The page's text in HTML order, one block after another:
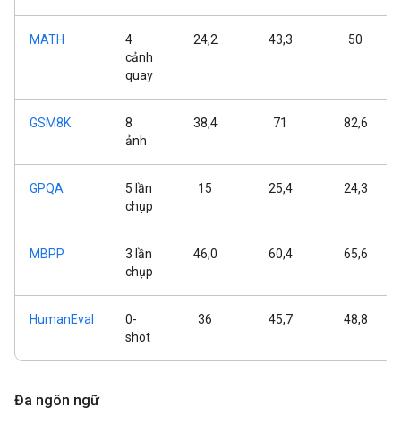
MATH
4
cảnh
quay
24,2 43,3 50
GSM8K
8
ảnh
38,4 71 82,6
GPQA
5 lần
chụp
15 25,4 24,3
MBPP
3 lần
chụp
46,0 60,4 65,6
HumanEval
0-
shot
36 45,7 48,8
Đa ngôn ngữ